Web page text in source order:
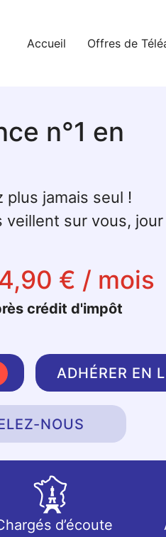
Accueil Offres de
n°1 en
plus jamais seul !
veillent sur vous,
€ / mois
crédit d'impôt
ADHÉRER EN
NOUS
d’écoute